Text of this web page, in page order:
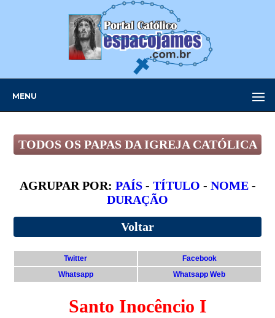
MENU
TODOS OS PAPAS DA IGREJA CATÓLICA
AGRUPAR POR: PAÍS- TÍTULO - NOME-
DURAÇÃO
Voltar
Twitter
Facebook
Whatsapp
Whatsapp Web
Santo Inocêncio I